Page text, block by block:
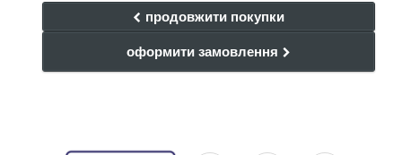
продовжити покупки
оформити замовлення